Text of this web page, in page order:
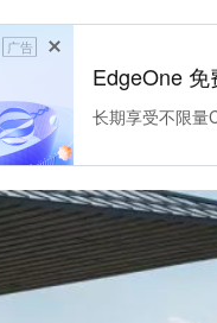
广告
EdgeOne
长期享受不限量